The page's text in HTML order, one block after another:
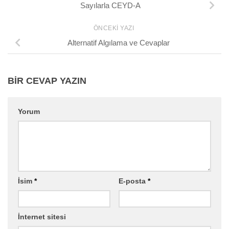
Sayılarla CEYD-A
ÖNCEKI YAZI
Alternatif Algılama ve Cevaplar
BIR CEVAP YAZIN
Yorum
İsim * E-posta *
İnternet sitesi